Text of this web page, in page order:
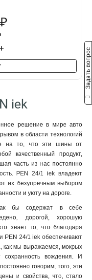
iek
решение в мире авто
в области технологий
на то, что эти шины от
качественный продукт,
часть из нас постоянно
PEN 24/1 iek владеют
их безупречным выбором
и уюту на дороге.
бы содержат в себе
дорогой, хорошую
знает то, что благодаря
PEN 24/1 iek обеспечивают
как мы выражаемся, мокрых
сохранность вождения. И
говорим, того, эти
и свойства, что, стало
Задать вопрос